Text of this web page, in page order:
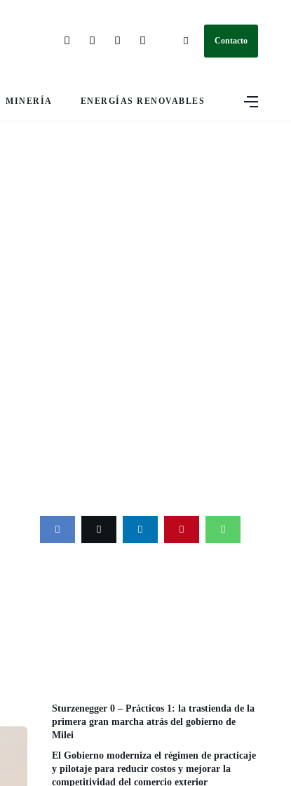
Contacto
MINERÍA ENERGÍAS RENOVABLES
Sturzenegger 0 – Prácticos 1: la trastienda de la
primera gran marcha atrás del gobierno de
Milei
El Gobierno moderniza el régimen de practicaje
y pilotaje para reducir costos y mejorar la
competitividad del comercio exterior